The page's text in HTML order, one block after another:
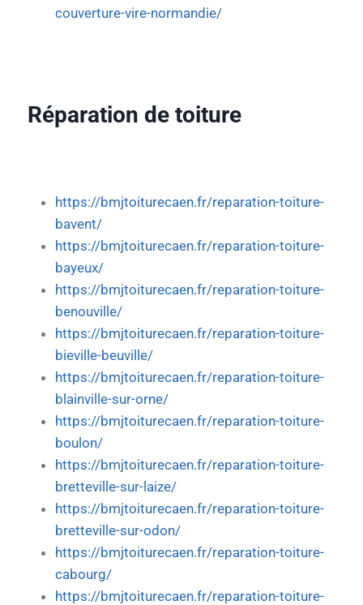
couverture-vire-normandie/
Réparation de toiture
https://bmjtoiturecaen.fr/reparation-toiture-
bavent/
https://bmjtoiturecaen.fr/reparation-toiture-
bayeux/
https://bmjtoiturecaen.fr/reparation-toiture-
benouville/
https://bmjtoiturecaen.fr/reparation-toiture-
bieville-beuville/
https://bmjtoiturecaen.fr/reparation-toiture-
blainville-sur-orne/
https://bmjtoiturecaen.fr/reparation-toiture-
boulon/
https://bmjtoiturecaen.fr/reparation-toiture-
bretteville-sur-laize/
https://bmjtoiturecaen.fr/reparation-toiture-
bretteville-sur-odon/
https://bmjtoiturecaen.fr/reparation-toiture-
cabourg/
https://bmjtoiturecaen.fr/reparation-toiture-